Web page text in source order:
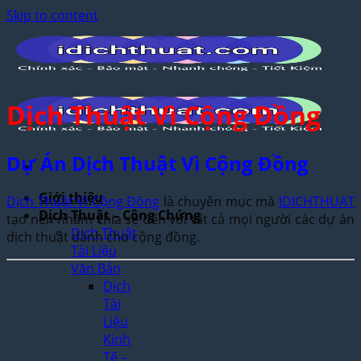
Skip to content
Giới thiệu
Dịch Thuật – Công Chứng
Dịch Thuật
Tài Liệu
Văn Bản
Dịch
Tài
Liệu
Kinh
Tế –
Dịch Thuật Vì Cộng Đồng
Dự Án Dịch Thuật Vì Cộng Đồng
Dịch Thuật Vì Cộng Đồng là chuyên mục mà IDICHTHUAT
tạo nên nhằm chia sẻ đến với tất cả mọi người các dự án
dịch thuật dành cho cộng đồng.